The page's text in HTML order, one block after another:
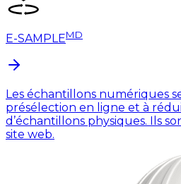
E-SAMPLEMD
Les échantillons numériques
présélection en ligne et à
d’échantillons physiques. Ils
site web.